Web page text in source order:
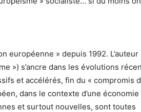
européenne » depuis 1992. L’auteur
») s’ancre dans les évolutions
et accélérés, fin du « compromis
dans le contexte d’une économie
et surtout nouvelles, sont toutes